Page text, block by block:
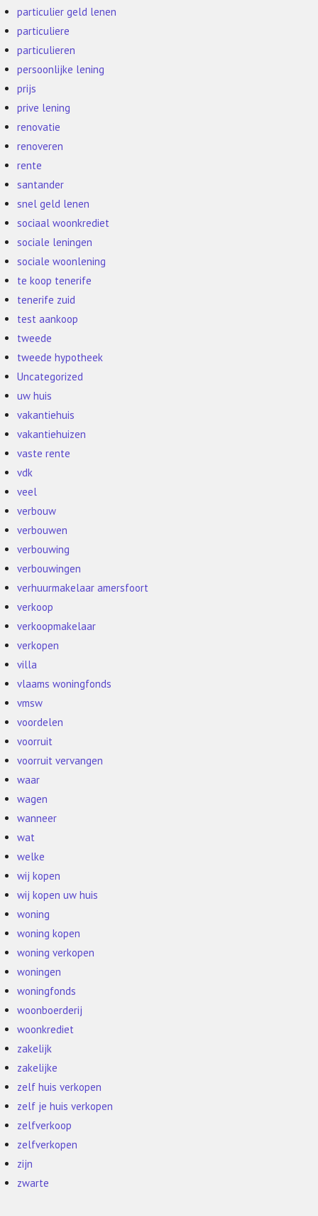
particulier geld lenen
particuliere
particulieren
persoonlijke lening
prijs
prive lening
renovatie
renoveren
rente
santander
snel geld lenen
sociaal woonkrediet
sociale leningen
sociale woonlening
te koop tenerife
tenerife zuid
test aankoop
tweede
tweede hypotheek
Uncategorized
uw huis
vakantiehuis
vakantiehuizen
vaste rente
vdk
veel
verbouw
verbouwen
verbouwing
verbouwingen
verhuurmakelaar amersfoort
verkoop
verkoopmakelaar
verkopen
villa
vlaams woningfonds
vmsw
voordelen
voorruit
voorruit vervangen
waar
wagen
wanneer
wat
welke
wij kopen
wij kopen uw huis
woning
woning kopen
woning verkopen
woningen
woningfonds
woonboerderij
woonkrediet
zakelijk
zakelijke
zelf huis verkopen
zelf je huis verkopen
zelfverkoop
zelfverkopen
zijn
zwarte